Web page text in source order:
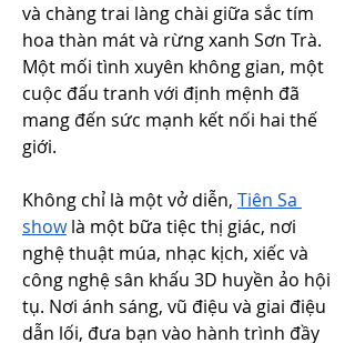
và chàng trai làng chài giữa sắc tím
hoa thàn mát và rừng xanh Sơn Trà.
Một mối tình xuyên không gian, một
cuộc đấu tranh với định mệnh đã
mang đến sức mạnh kết nối hai thế
giới.
Không chỉ là một vở diễn, Tiên Sa
show là một bữa tiệc thị giác, nơi
nghệ thuật múa, nhạc kịch, xiếc và
công nghệ sân khấu 3D huyền ảo hội
tụ. Nơi ánh sáng, vũ điệu và giai điệu
dẫn lối, đưa bạn vào hành trình đầy